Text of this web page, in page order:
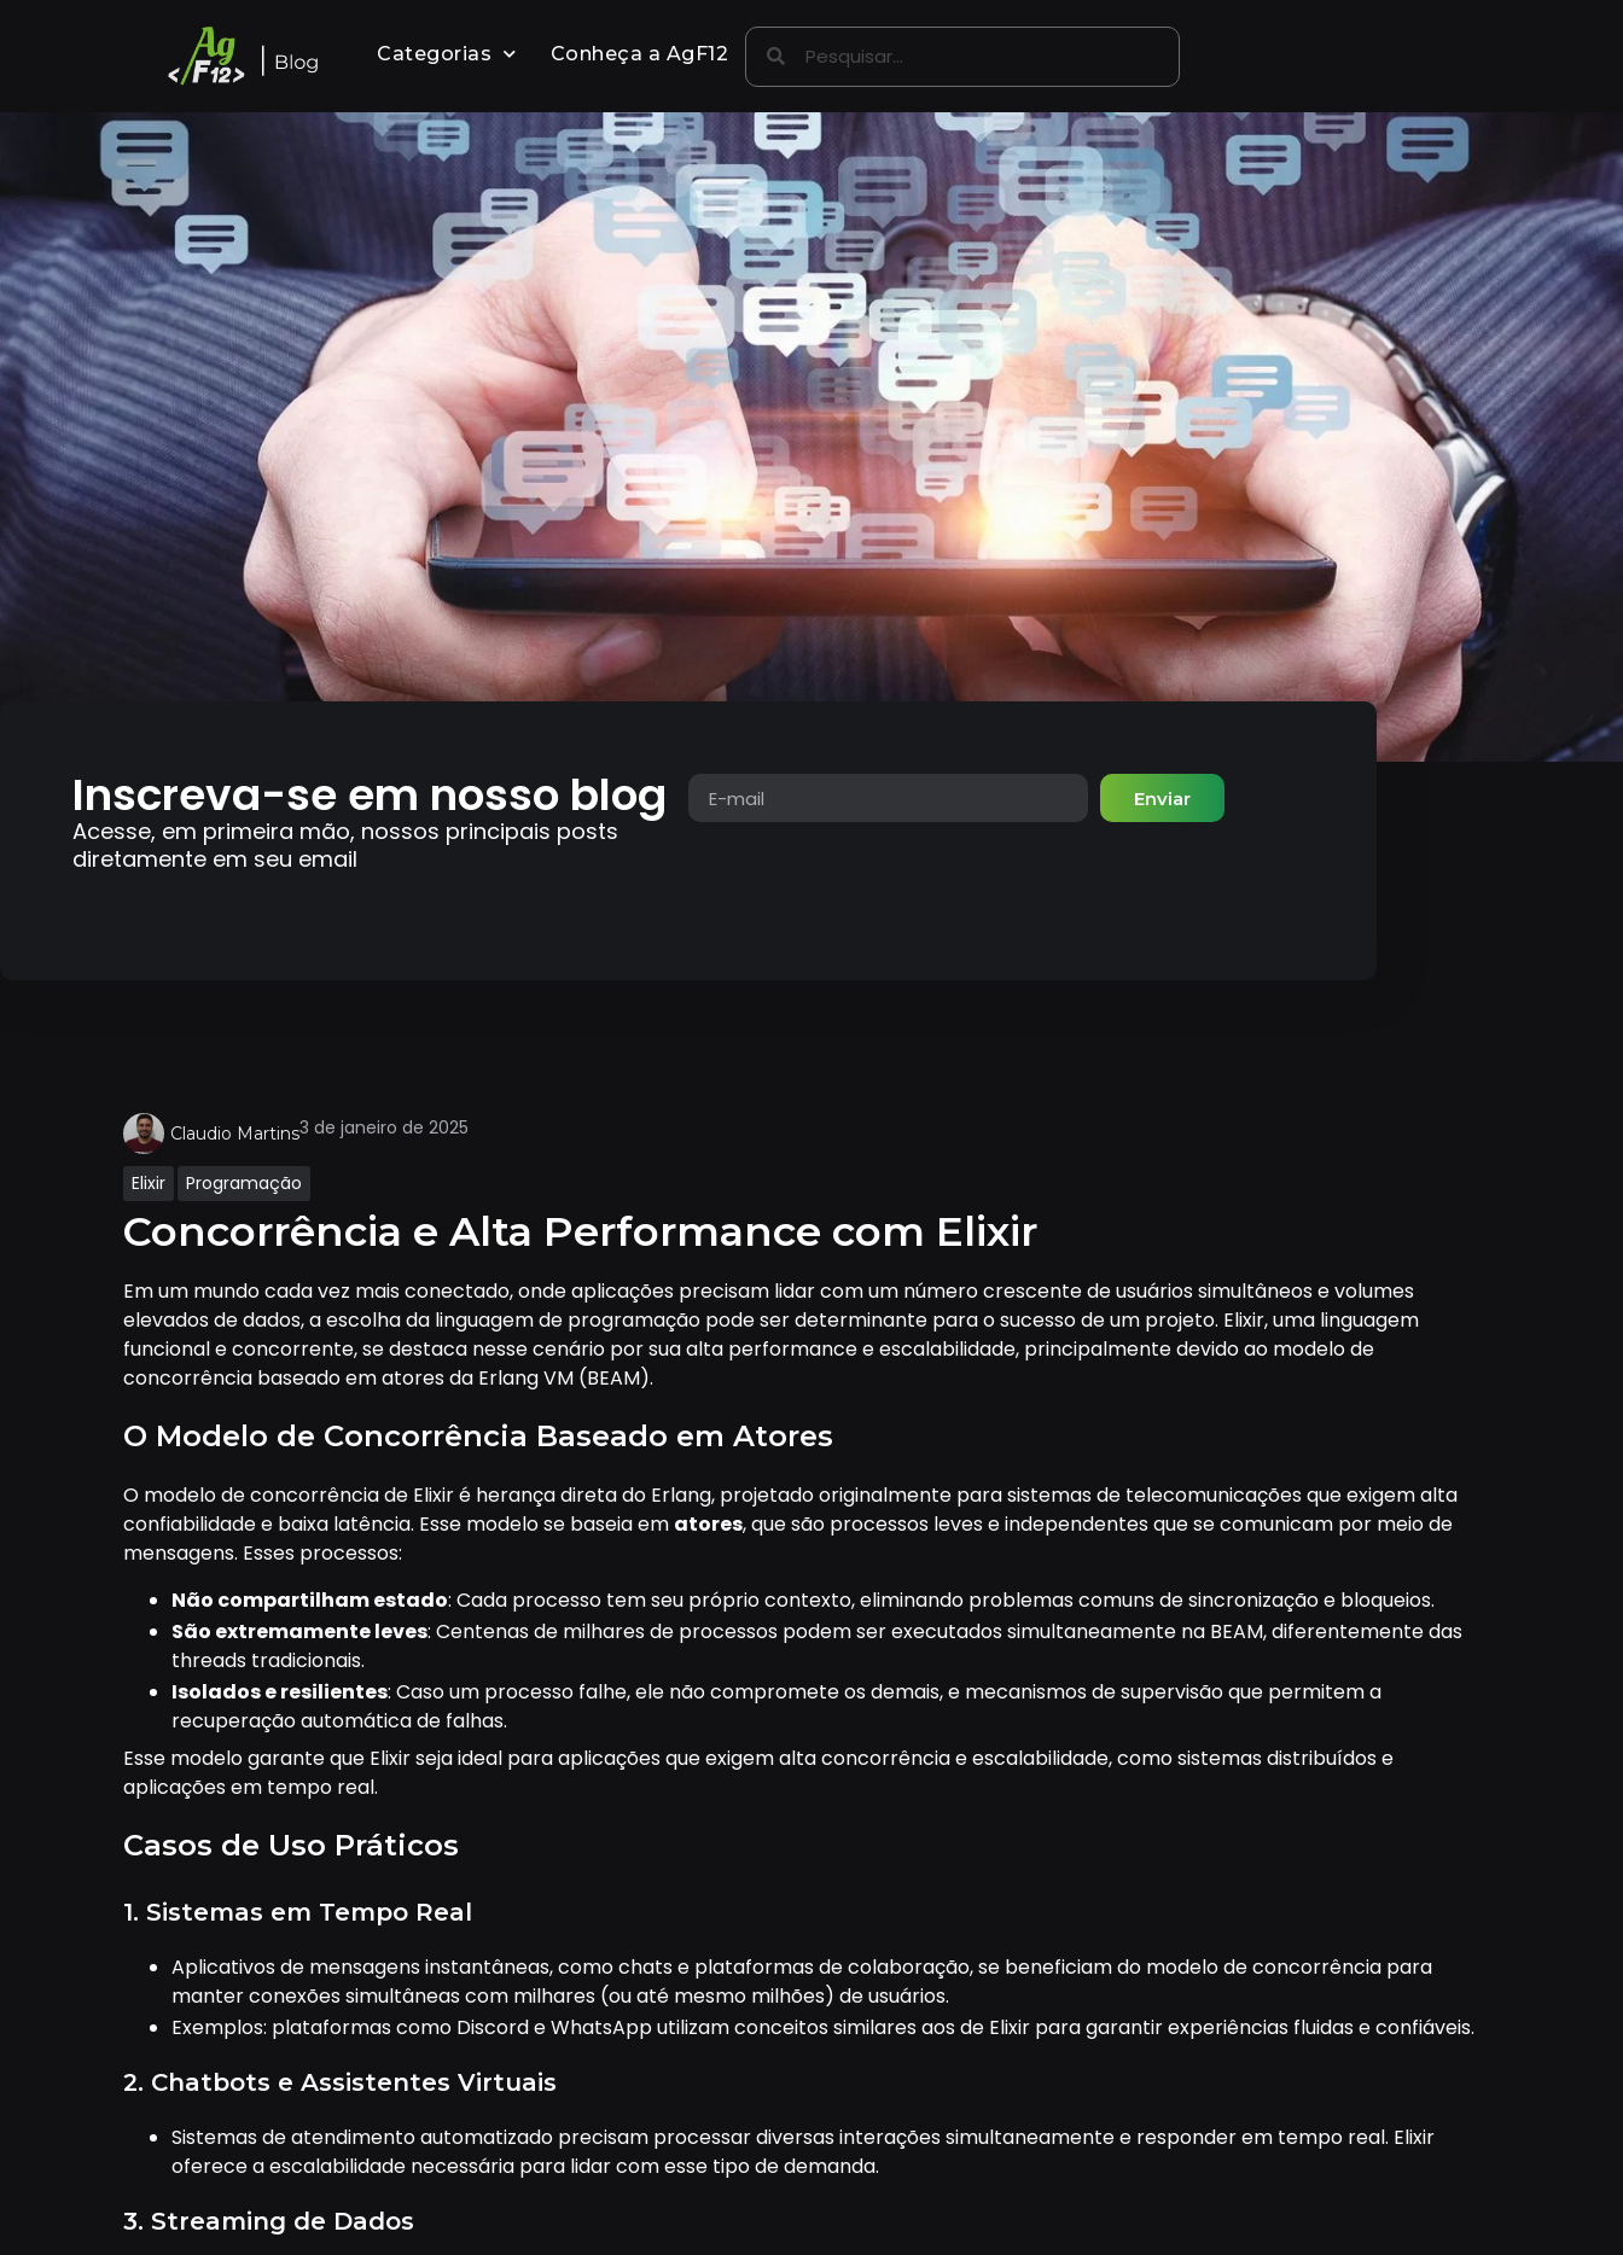
Categorias Conheça a AgF12
Inscreva-se em nosso blog
Acesse, em primeira mão, nossos principais posts
diretamente em seu email
Enviar
Claudio Martins3 de janeiro de 2025
Elixir Programação
Concorrência e Alta Performance com Elixir
Em um mundo cada vez mais conectado, onde aplicações precisam lidar com um número crescente de usuários simultâneos e volumes
elevados de dados, a escolha da linguagem de programação pode ser determinante para o sucesso de um projeto. Elixir, uma linguagem
funcional e concorrente, se destaca nesse cenário por sua alta performance e escalabilidade, principalmente devido ao modelo de
concorrência baseado em atores da Erlang VM (BEAM).
O Modelo de Concorrência Baseado em Atores
O modelo de concorrência de Elixir é herança direta do Erlang, projetado originalmente para sistemas de telecomunicações que exigem alta
confiabilidade e baixa latência. Esse modelo se baseia em atores, que são processos leves e independentes que se comunicam por meio de
mensagens. Esses processos:
Não compartilham estado: Cada processo tem seu próprio contexto, eliminando problemas comuns de sincronização e bloqueios.
São extremamente leves: Centenas de milhares de processos podem ser executados simultaneamente na BEAM, diferentemente das
threads tradicionais.
Isolados e resilientes: Caso um processo falhe, ele não compromete os demais, e mecanismos de supervisão que permitem a
recuperação automática de falhas.
Esse modelo garante que Elixir seja ideal para aplicações que exigem alta concorrência e escalabilidade, como sistemas distribuídos e
aplicações em tempo real.
Casos de Uso Práticos
1. Sistemas em Tempo Real
Aplicativos de mensagens instantâneas, como chats e plataformas de colaboração, se beneficiam do modelo de concorrência para
manter conexões simultâneas com milhares (ou até mesmo milhões) de usuários.
Exemplos: plataformas como Discord e WhatsApp utilizam conceitos similares aos de Elixir para garantir experiências fluidas e confiáveis.
2. Chatbots e Assistentes Virtuais
Sistemas de atendimento automatizado precisam processar diversas interações simultaneamente e responder em tempo real. Elixir
oferece a escalabilidade necessária para lidar com esse tipo de demanda.
3. Streaming de Dados